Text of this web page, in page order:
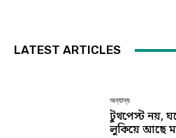
LATEST ARTICLES
অন্যান্য
টুথপেস্ট নয়,
লুকিয়ে আছে